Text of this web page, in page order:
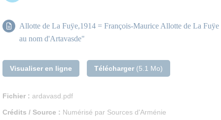
Allotte de La Fuÿe,1914 = François-Maurice Allotte de La
au nom d'Artavasde"
Visualiser en ligne Télécharger (5.1 Mo)
Fichier : ardavasd.pdf
Crédits / Source : Numérisé par Sources d'Arménie